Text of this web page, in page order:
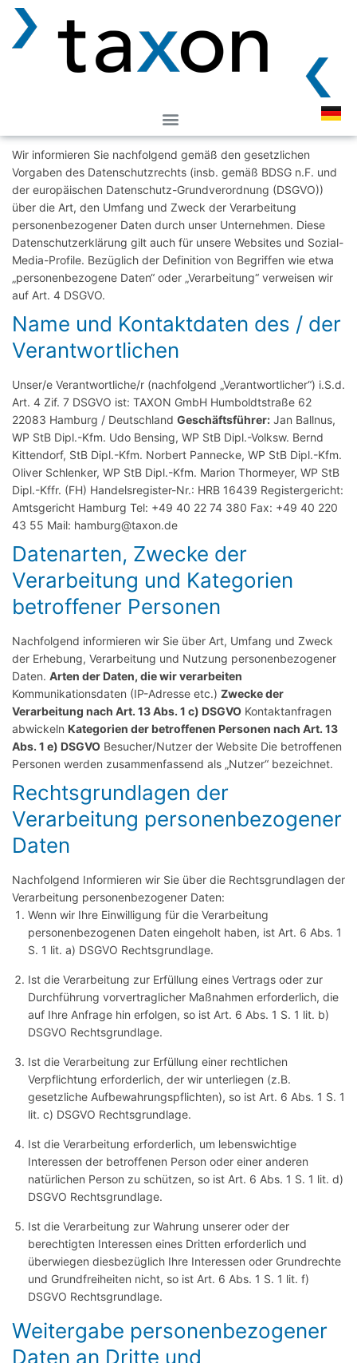
Privacy Policy
Wir informieren Sie nachfolgend gemäß den gesetzlichen
Vorgaben des Datenschutzrechts (insb. gemäß BDSG n.F. und
der europäischen Datenschutz-Grundverordnung (DSGVO))
über die Art, den Umfang und Zweck der Verarbeitung
personenbezogener Daten durch unser Unternehmen. Diese
Datenschutzerklärung gilt auch für unsere Websites und Sozial-
Media-Profile. Bezüglich der Definition von Begriffen wie etwa
„personenbezogene Daten“ oder „Verarbeitung“ verweisen wir
auf Art. 4 DSGVO.
Name und Kontaktdaten des / der
Verantwortlichen
Unser/e Verantwortliche/r (nachfolgend „Verantwortlicher“) i.S.d.
Art. 4 Zif. 7 DSGVO ist: TAXON GmbH Humboldtstraße 62
22083 Hamburg / Deutschland Geschäftsführer: Jan Ballnus,
WP StB Dipl.-Kfm. Udo Bensing, WP StB Dipl.-Volksw. Bernd
Kittendorf, StB Dipl.-Kfm. Norbert Pannecke, WP StB Dipl.-Kfm.
Oliver Schlenker, WP StB Dipl.-Kfm. Marion Thormeyer, WP StB
Dipl.-Kffr. (FH) Handelsregister-Nr.: HRB 16439 Registergericht:
Amtsgericht Hamburg Tel: +49 40 22 74 380 Fax: +49 40 220
43 55 Mail: hamburg@taxon.de
Datenarten, Zwecke der
Verarbeitung und Kategorien
betroffener Personen
Nachfolgend informieren wir Sie über Art, Umfang und Zweck
der Erhebung, Verarbeitung und Nutzung personenbezogener
Daten. Arten der Daten, die wir verarbeiten
Kommunikationsdaten (IP-Adresse etc.) Zwecke der
Verarbeitung nach Art. 13 Abs. 1 c) DSGVO Kontaktanfragen
abwickeln Kategorien der betroffenen Personen nach Art. 13
Abs. 1 e) DSGVO Besucher/Nutzer der Website Die betroffenen
Personen werden zusammenfassend als „Nutzer“ bezeichnet.
Rechtsgrundlagen der
Verarbeitung personenbezogener
Daten
Nachfolgend Informieren wir Sie über die Rechtsgrundlagen der
Verarbeitung personenbezogener Daten:
Wenn wir Ihre Einwilligung für die Verarbeitung
personenbezogenen Daten eingeholt haben, ist Art. 6 Abs. 1
S. 1 lit. a) DSGVO Rechtsgrundlage.
Ist die Verarbeitung zur Erfüllung eines Vertrags oder zur
Durchführung vorvertraglicher Maßnahmen erforderlich, die
auf Ihre Anfrage hin erfolgen, so ist Art. 6 Abs. 1 S. 1 lit. b)
DSGVO Rechtsgrundlage.
Ist die Verarbeitung zur Erfüllung einer rechtlichen
Verpflichtung erforderlich, der wir unterliegen (z.B.
gesetzliche Aufbewahrungspflichten), so ist Art. 6 Abs. 1 S. 1
lit. c) DSGVO Rechtsgrundlage.
Ist die Verarbeitung erforderlich, um lebenswichtige
Interessen der betroffenen Person oder einer anderen
natürlichen Person zu schützen, so ist Art. 6 Abs. 1 S. 1 lit. d)
DSGVO Rechtsgrundlage.
Ist die Verarbeitung zur Wahrung unserer oder der
berechtigten Interessen eines Dritten erforderlich und
überwiegen diesbezüglich Ihre Interessen oder Grundrechte
und Grundfreiheiten nicht, so ist Art. 6 Abs. 1 S. 1 lit. f)
DSGVO Rechtsgrundlage.
Weitergabe personenbezogener
Daten an Dritte und